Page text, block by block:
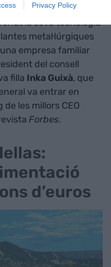
Privacy Policy
en tecnologia de
la seva tecnologia
metal·lúrgiques
empresa familiar
del consell
filla Inka Guixà, que
va entrar en
les millors CEO
Forbes.
d’euros